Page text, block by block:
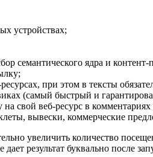
устройствах;
семантического ядра и контент-
при этом в тексты
(самый быстрый и
свой веб-ресурс в
вывески, коммерческие
увеличить количество
результат буквально после